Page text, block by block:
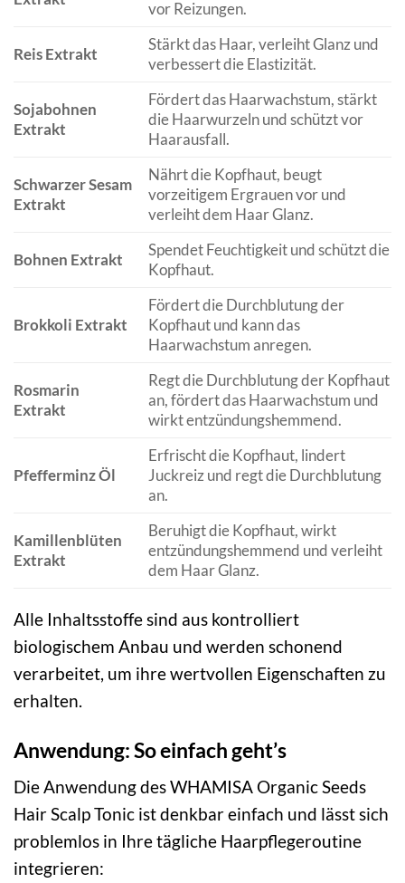
vor Reizungen.
Reis Extrakt
Stärkt das Haar, verleiht Glanz und
verbessert die Elastizität.
Sojabohnen
Extrakt
Fördert das Haarwachstum, stärkt
die Haarwurzeln und schützt vor
Haarausfall.
Schwarzer Sesam
Extrakt
Nährt die Kopfhaut, beugt
vorzeitigem Ergrauen vor und
verleiht dem Haar Glanz.
Bohnen Extrakt
Spendet Feuchtigkeit und schützt die
Kopfhaut.
Brokkoli Extrakt
Fördert die Durchblutung der
Kopfhaut und kann das
Haarwachstum anregen.
Rosmarin
Extrakt
Regt die Durchblutung der Kopfhaut
an, fördert das Haarwachstum und
wirkt entzündungshemmend.
Pfefferminz Öl
Erfrischt die Kopfhaut, lindert
Juckreiz und regt die Durchblutung
an.
Kamillenblüten
Extrakt
Beruhigt die Kopfhaut, wirkt
entzündungshemmend und verleiht
dem Haar Glanz.
Alle Inhaltsstoffe sind aus kontrolliert
biologischem Anbau und werden schonend
verarbeitet, um ihre wertvollen Eigenschaften zu
erhalten.
Anwendung: So einfach geht’s
Die Anwendung des WHAMISA Organic Seeds
Hair Scalp Tonic ist denkbar einfach und lässt sich
problemlos in Ihre tägliche Haarpflegeroutine
integrieren: